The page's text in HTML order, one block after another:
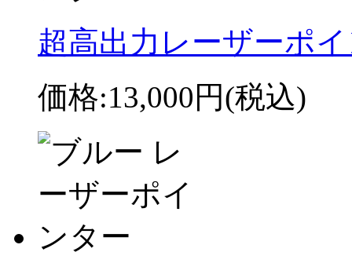
超高出力レーザーポ
価格:13,000円(税込)